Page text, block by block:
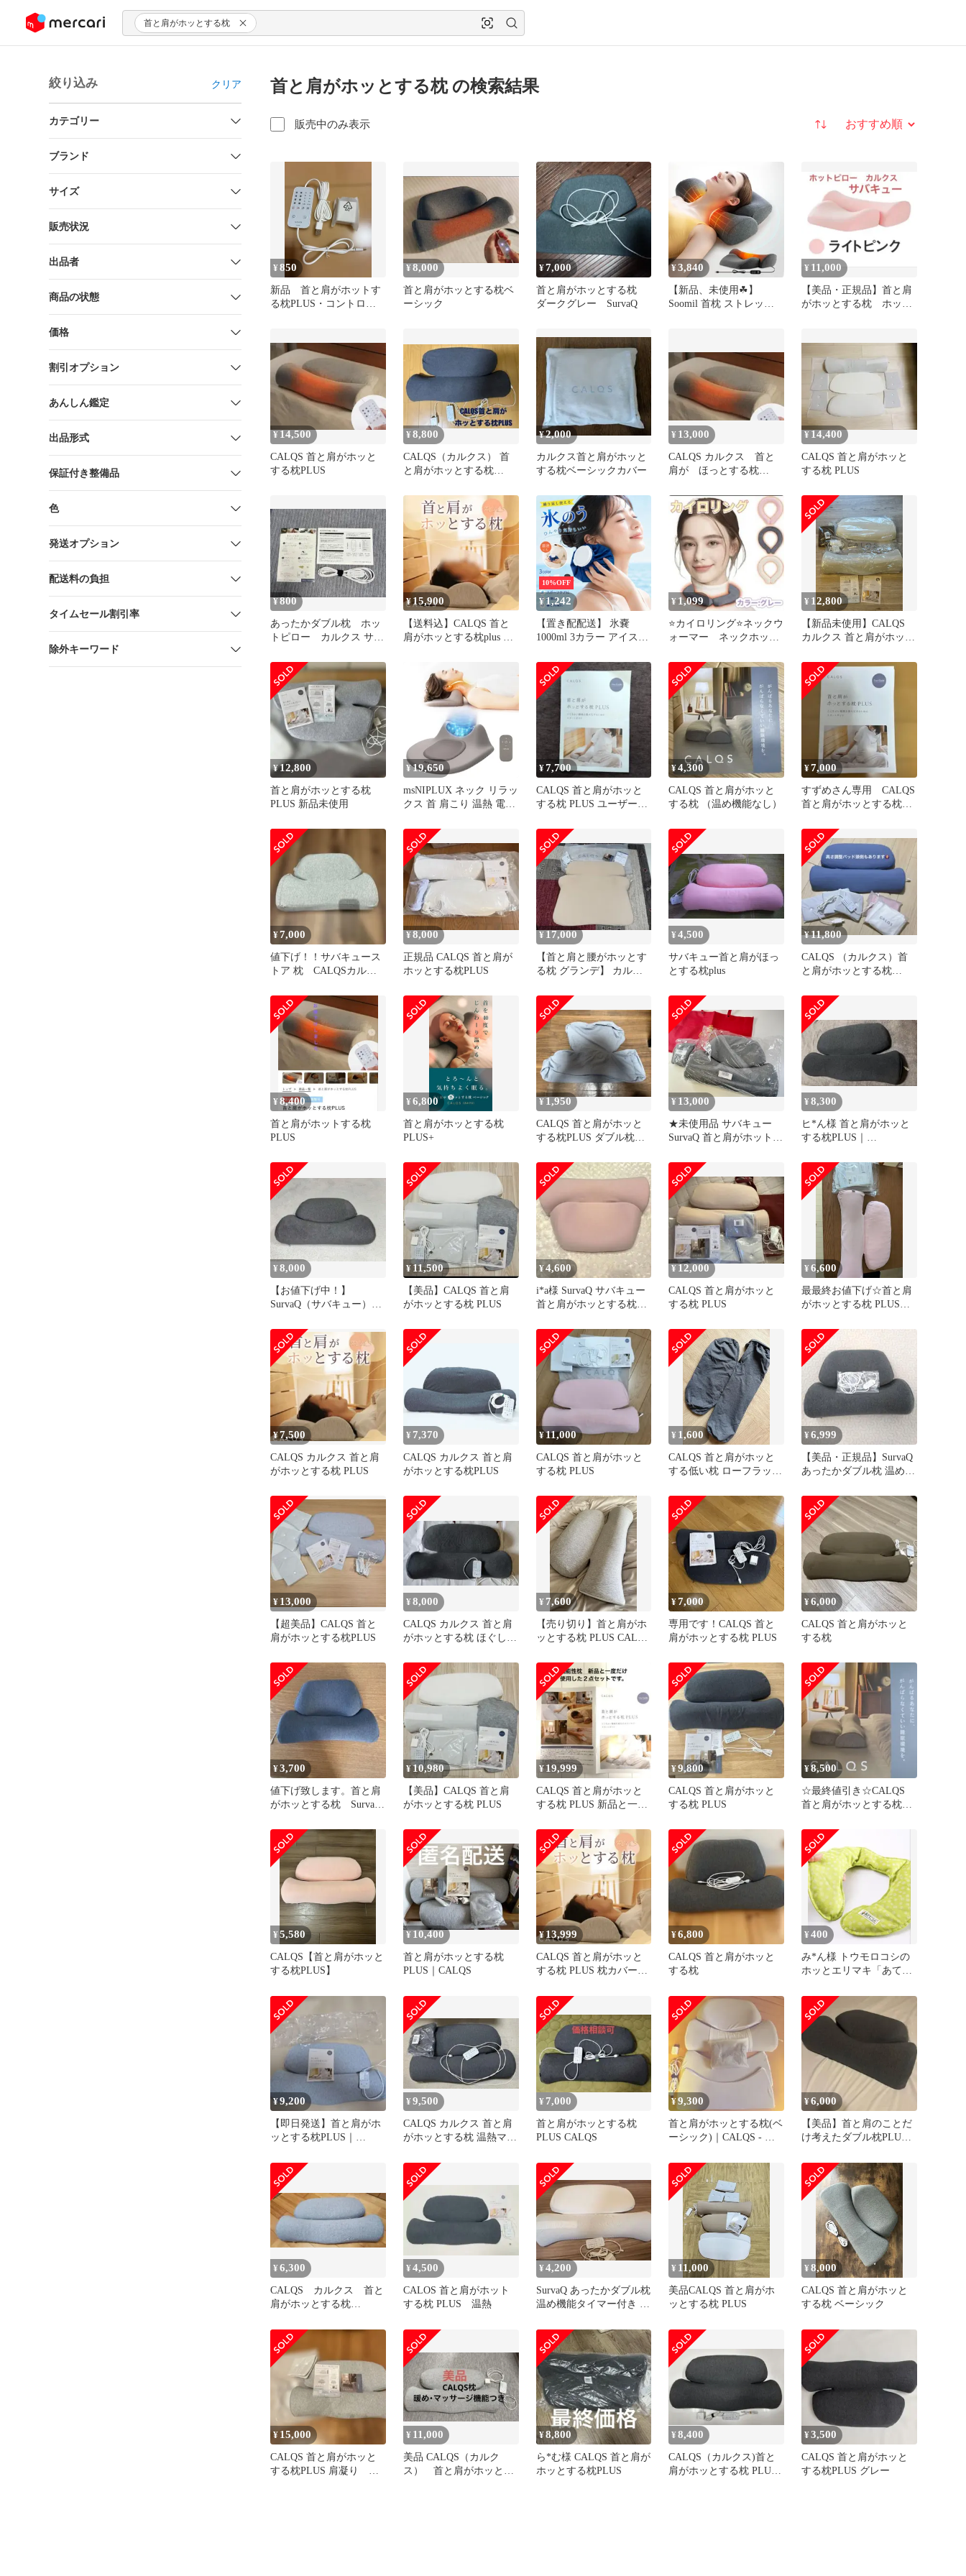
ツにスキップ 首と肩がホッとする枕
絞り込み クリア
カテゴリー
ブランド
サイズ
販売状況
出品者
商品の状態
価格
割引オプション
あんしん鑑定
出品形式
保証付き整備品
色
発送オプション
配送料の負担
タイムセール割引率
除外キーワード
首と肩がホッとする枕 の検索結果
販売中のみ表示 並び替え
¥850
新品 首と肩がホットす
る枕PLUS・コントロー
¥8,000
首と肩がホッとする枕ベ
ーシック
¥7,000
首と肩がホッとする枕
ダークグレー SurvaQ
¥3,840
【新品、未使用☘】
Soomil 首枕 ストレッチ
枕 5段階温度調整可能 通
気性 洗濯可 ラクラク枕
2025最新 首や肩の負担軽
減 プレゼント 健康グッ
ズ ギフト
¥ 11,000
【美品・正規品】首と肩
がホッとする枕 ホット
¥ 14,500
CALQS 首と肩がホッと
する枕PLUS
¥8,800
CALQS（カルクス） 首
と肩がホッとする枕
め不可）
¥2,000
カルクス首と肩がホッと
する枕ベーシックカバー
¥ 13,000
CALQS カルクス 首と
肩が ほっとする枕
品
¥ 14,400
CALQS 首と肩がホッと
する枕 PLUS
¥800
あったかダブル枕 ホッ
トピロー カルクス サバ
¥15,900
【送料込】CALQS 首と
肩がホッとする枕plus 替
10%OFF
¥ 1,242
【置き配配送】 氷嚢
1000ml 3カラー アイスパ
ック 冷却バッグ アイス
バッグ 氷のう ホットパ
ック コールドパック 温
冷両用 冷却グッズ アイ
シング用品 スポーツケア
応急 暑さ対策 クールダ
ウン 膝 頭 脚 首 肩 腕 足
対応
¥1,099
⭐️カイロリング⭐️ネックウ
ォーマー ネックホット
リング
¥ 12,800
【新品未使用】CALQS
カルクス 首と肩がホッと
¥12,800
首と肩がホッとする枕
PLUS 新品未使用
¥19,650
msNIPLUX ネック リラッ
クス 首 肩こり 温熱 電動
調節 NECK PREMS ネッ
クプレミス | 首元 リフレ
ッシュ 癒し ホット ケア
ギフト プレゼント
¥7,700
CALQS 首と肩がホッと
する枕 PLUS ユーザーガ
¥4,300
CALQS 首と肩がホッと
する枕 （温め機能なし）
¥7,000
すずめさん専用 CALQS
首と肩がホッとする枕
¥7,000
値下げ！！サバキュース
トア 枕 CALQSカルク
¥8,000
正規品 CALQS 首と肩が
ホッとする枕PLUS
¥ 17,000
【首と肩と腰がホッとす
る枕 グランデ】 カルク
¥4,500
サバキュー首と肩がほっ
とする枕plus
¥11,800
CALQS （カルクス）首
と肩がホッとする枕
サージ機能付
¥8,400
首と肩がホットする枕
PLUS
¥6,800
首と肩がホッとする枕
PLUS+
¥ 1,950
CALQS 首と肩がホッと
する枕PLUS ダブル枕カ
¥ 13,000
★未使用品 サバキュー
SurvaQ 首と肩がホットす
レー ヒーター搭載 ギフ
トバッグ付 管理2M473
¥8,300
ヒ*ん様 首と肩がホッと
する枕PLUS｜
¥8,000
【お値下げ中！】
SurvaQ（サバキュー）
¥11,500
【美品】CALQS 首と肩
がホッとする枕 PLUS
¥4,600
i*a様 SurvaQ サバキュー
首と肩がホッとする枕
¥12,000
CALQS 首と肩がホッと
する枕 PLUS
¥6,600
最最終お値下げ☆首と肩
がホッとする枕 PLUS
美品
¥7,500
CALQS カルクス 首と肩
がホッとする枕 PLUS
¥ 7,370
CALQS カルクス 首と肩
がホッとする枕PLUS
¥11,000
CALQS 首と肩がホッと
する枕 PLUS
¥ 1,600
CALQS 首と肩がホッと
する低い枕 ローフラット
¥6,999
【美品・正規品】SurvaQ
あったかダブル枕 温め機
ー
¥ 13,000
【超美品】CALQS 首と
肩がホッとする枕PLUS
¥8,000
CALQS カルクス 首と肩
がホッとする枕 ほぐし温
ー
¥ 7,600
【売り切り】首と肩がホ
ッとする枕 PLUS CALQS
¥7,000
専用です！CALQS 首と
肩がホッとする枕 PLUS
¥6,000
CALQS 首と肩がホッと
する枕
¥3,700
値下げ致します。首と肩
がホッとする枕 Survaq
¥10,980
【美品】CALQS 首と肩
がホッとする枕 PLUS
¥19,999
CALQS 首と肩がホッと
する枕 PLUS 新品と一回
¥9,800
CALQS 首と肩がホッと
する枕 PLUS
¥8,500
☆最終値引き☆CALQS
首と肩がホッとする枕
¥5,580
CALQS【首と肩がホッと
する枕PLUS】
¥ 10,400
首と肩がホッとする枕
PLUS｜CALQS
¥13,999
CALQS 首と肩がホッと
する枕 PLUS 枕カバー付
¥6,800
CALQS 首と肩がホッと
する枕
¥400
み*ん様 トウモロコシの
ホッとエリマキ「あてて
マケ1枚
¥9,200
【即日発送】首と肩がホ
ッとする枕PLUS｜
¥9,500
CALQS カルクス 首と肩
がホッとする枕 温熱マッ
¥ 7,000
首と肩がホッとする枕
PLUS CALQS
¥9,300
首と肩がホッとする枕(ベ
ーシック)｜CALQS - 温
¥6,000
【美品】首と肩のことだ
け考えたダブル枕PLUS
¥6,300
CALQS カルクス 首と
肩がホッとする枕
¥4,500
CALOS 首と肩がホット
する枕 PLUS 温熱
¥4,200
SurvaQ あったかダブル枕
温め機能タイマー付き サ
¥ 11,000
美品CALQS 首と肩がホ
ッとする枕 PLUS
¥8,000
CALQS 首と肩がホッと
する枕 ベーシック
¥ 15,000
CALQS 首と肩がホッと
する枕PLUS 肩凝り ス
¥ 11,000
美品 CALQS（カルク
ス） 首と肩がホッとす
¥8,800
ら*む様 CALQS 首と肩が
ホッとする枕PLUS
¥8,400
CALQS（カルクス)首と
肩がホッとする枕 PLUS
¥3,500
CALQS 首と肩がホッと
する枕PLUS グレー